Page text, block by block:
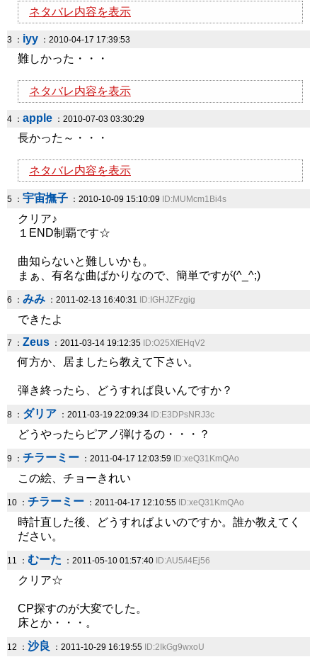
ネタバレ内容を表示
3 ： iyy ：2010-04-17 17:39:53
難しかった・・・
ネタバレ内容を表示
4 ： apple ：2010-07-03 03:30:29
長かった～・・・
ネタバレ内容を表示
5 ： 宇宙撫子 ：2010-10-09 15:10:09 ID:MUMcm1Bi4s
クリア♪
１END制覇です☆
曲知らないと難しいかも。
まぁ、有名な曲ばかりなので、簡単ですが(^_^;)
6 ： みみ ：2011-02-13 16:40:31 ID:IGHJZFzgig
できたよ
7 ： Zeus ：2011-03-14 19:12:35 ID:O25XfEHqV2
何方か、居ましたら教えて下さい。
弾き終ったら、どうすれば良いんですか？
8 ： ダリア ：2011-03-19 22:09:34 ID:E3DPsNRJ3c
どうやったらピアノ弾けるの・・・？
9 ： チラーミー ：2011-04-17 12:03:59 ID:xeQ31KmQAo
この絵、チョーきれい
10 ： チラーミー ：2011-04-17 12:10:55 ID:xeQ31KmQAo
時計直した後、どうすればよいのですか。誰か教えてく
ださい。
11 ： むーた ：2011-05-10 01:57:40 ID:AU5/i4Ej56
クリア☆
CP探すのが大変でした。
床とか・・・。
12 ： 沙良 ：2011-10-29 16:19:55 ID:2IkGg9wxoU